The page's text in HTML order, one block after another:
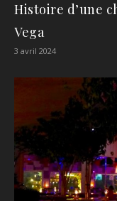
Histoire d’une
Vega
3 avril 2024